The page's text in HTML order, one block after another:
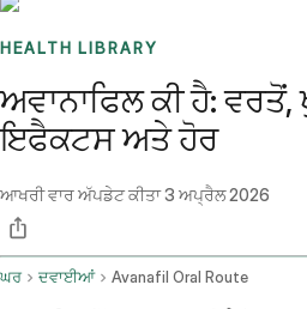
HEALTH LIBRARY
ਅਵਾਨਾਫਿਲ ਕੀ ਹੈ:
ਇਫੈਕਟਸ ਅਤੇ ਹੋਰ
ਆਖਰੀ ਵਾਰ ਅੱਪਡੇਟ ਕੀਤਾ3 ਅਪ੍ਰੈਲ 2026
ਘਰ ਦਵਾਈਆਂ Avanafil Oral Route